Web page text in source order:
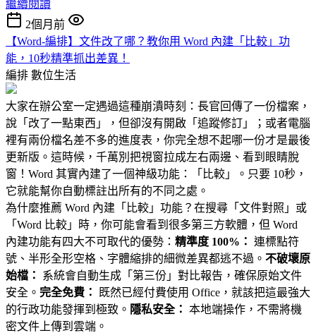
繼續閱讀
2個月前
【Word-編排】文件改了哪？教你用 Word 內建「比較」功
能，10秒精準抓出差異！
編排 數位生活
大家在辦公室一定遇過這種崩潰時刻：長官回傳了一份檔案，
說「改了一點東西」，但卻沒有開啟「追蹤修訂」；或者電腦
裡有兩份檔名差不多的進度表，你完全想不起哪一份才是最後
更新版。這時候，千萬別把視窗拉成左右兩邊、看到眼睛脫
窗！Word 其實內建了一個神級功能：「比較」。只要 10秒，
它就能幫你自動標註出所有的不同之處。
為什麼推薦 Word 內建「比較」功能？在搜尋「文件對照」或
「Word 比較」時，你可能會看到很多第三方軟體，但 Word
內建功能有四大不可取代的優勢： 精準度 100%： 連標點符
號、半形全形空格、字體縮排的細微差異都逃不過。 不破壞原
始檔：
系統會自動生成「第三份」對比報告，確保原始文件
安全。 完全免費：
既然已經付費使用 Office，就該把這最強大
的行政功能發揮到極致。 隱私安全： 本地端操作，不需將機
密文件上傳到雲端。